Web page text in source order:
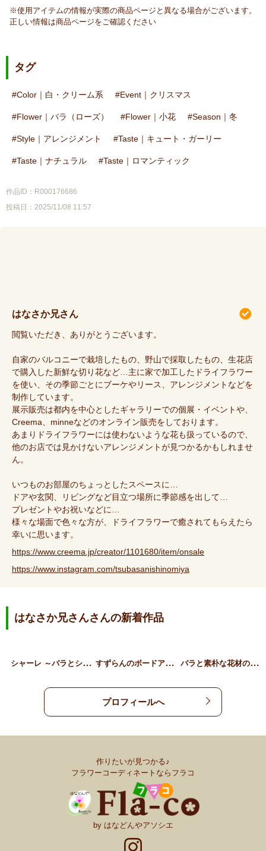
※使用アイテムの情報が実際の商品ページと異なる場合がございます。
正しい情報は商品ページをご確認ください
タグ
Color｜白・クリーム系 Event｜クリスマス
Flower｜バラ（ローズ） Flower｜小花 Season｜冬
Style｜アレンジメント Taste｜キュート・ガーリー
Taste｜ナチュラル Taste｜ロマンティック
作品ID：R000176686
投稿日：2025/11/08 11:57
はなさか兄さん
閲覧いただき、ありがとうございます。
自家のバルコニーで栽培したもの、野山で採取したもの、生花店
で購入した新鮮な切り花など…主に家で加工したドライフラワー
を使い、その季節ごとにブーケやリース、アレンジメントなどを
制作しています。
展示販売は都内を中心としたギャラリーでの個展・イベントや、
Creema、minneなどのオンライン販売をしております。
あまりドライフラワーには使わないような花も扱っているので、
他のお店では見かけないアレンジメントが見つかるかもしれませ
ん。
いつものお部屋のちょっとしたスペースに…
ドアや玄関、リビングなど目立つ場所に季節感を出して…
プレゼントやお祝いなどに…
様々な場面で色々な方が、ドライフラワーで癒されてもらえたら
幸いに思います。
https://www.creema.jp/creator/1101680/item/onsale
https://www.instagram.com/tsubasanishinomiya
はなさか兄さんさんの新着作品
シ
ャーレ ～バラとシクラメ… す
ずらんのボードアレンジメ… バ
ラと素朴な花材のスワッグ…
プロフィールへ
作りたいが見つかる♪
フラワーコーディネートならフラコ
by はなどんやアソシエ